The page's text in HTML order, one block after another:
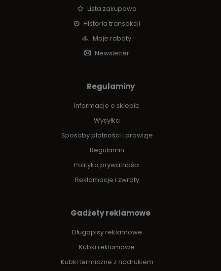
Lista zakupowa
Historia transakcji
Moje rabaty
Newsletter
Regulaminy
Informacje o sklepie
Wysyłka
Sposoby płatności i prowizje
Regulamin
Polityka prywatności
Reklamacje i zwroty
Gadżety reklamowe
Długopisy reklamowe
Kubki reklamowe
Kubki termiczne z nadrukiem